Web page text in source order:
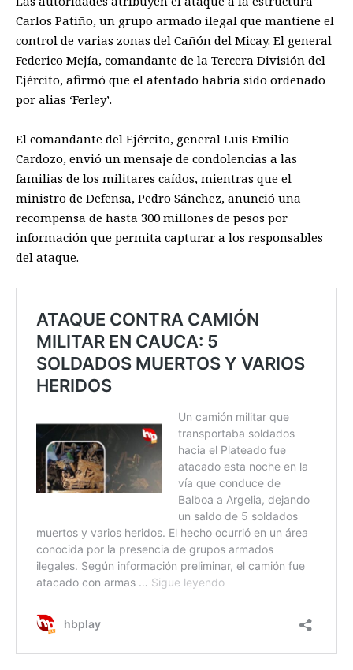
Carlos Patiño, un grupo armado ilegal que mantiene el
control de varias zonas del Cañón del Micay. El general
Federico Mejía, comandante de la Tercera División del
Ejército, afirmó que el atentado habría sido ordenado
por alias ‘Ferley’.
El comandante del Ejército, general Luis Emilio
Cardozo, envió un mensaje de condolencias a las
familias de los militares caídos, mientras que el
ministro de Defensa, Pedro Sánchez, anunció una
recompensa de hasta 300 millones de pesos por
información que permita capturar a los responsables
del ataque.